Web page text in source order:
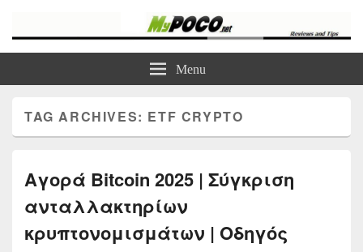
Τα καλύτερα Reviews , Συγκρίσεις , VPN , Webhosting
Menu
TAG ARCHIVES: ETF CRYPTO
Αγορά Bitcoin 2025 | Σύγκριση
ανταλλακτηρίων
κρυπτονομισμάτων | Οδηγός